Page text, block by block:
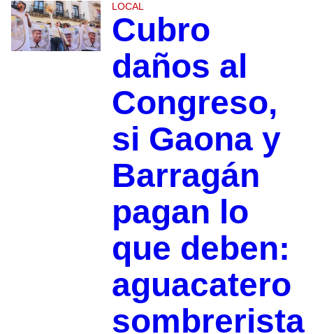
LOCAL
Cubro
daños al
Congreso,
si Gaona y
Barragán
pagan lo
que deben:
aguacatero
sombrerista